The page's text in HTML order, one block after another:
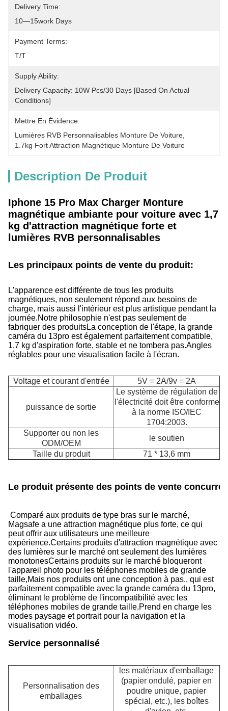
Delivery Time:
10—15work Days
Payment Terms:
T/T
Supply Ability:
Delivery Capacity: 10W Pcs/30 Days [based On Actual
Conditions]
Mettre En Évidence:
Lumières RVB Personnalisables Monture De Voiture
1.7kg Fort Attraction Magnétique Monture De Voiture
Description De Produit
Iphone 15 Pro Max Charger Monture
magnétique ambiante pour voiture avec 1,7
kg d'attraction magnétique forte et
lumières RVB personnalisables
Les principaux points de vente du produit:
L'apparence est différente de tous les produits
magnétiques, non seulement répond aux besoins de
charge, mais aussi l'intérieur est plus artistique pendant la
journée.Notre philosophie n'est pas seulement de
fabriquer des produitsLa conception de l'étape, la grande
caméra du 13pro est également parfaitement compatible,
1,7 kg d'aspiration forte, stable et ne tombera pas.Angles
réglables pour une visualisation facile à l'écran.
Voltage et courant d'entrée 5V = 2A/9v = 2A
puissance de sortie
Le système de régulation de
l'électricité doit être conforme
à la norme ISO/IEC
1704:2003.
Supporter ou non les
ODM/OEM
le soutien
Taille du produit
71 * 13,6 mm
Le produit présente des points de vente
Comparé aux produits de type bras sur le marché,
Magsafe a une attraction magnétique plus forte, ce qui
peut offrir aux utilisateurs une meilleure
expérience.Certains produits d'attraction magnétique avec
des lumières sur le marché ont seulement des lumières
monotonesCertains produits sur le marché bloqueront
l'appareil photo pour les téléphones mobiles de grande
taille,Mais nos produits ont une conception à pas., qui est
parfaitement compatible avec la grande caméra du 13pro,
éliminant le problème de l'incompatibilité avec les
téléphones mobiles de grande taille.Prend en charge les
modes paysage et portrait pour la navigation et la
visualisation vidéo.
Service personnalisé
Personnalisation des
emballages
les matériaux d'emballage
(papier ondulé, papier en
poudre unique, papier
spécial, etc.), les boîtes